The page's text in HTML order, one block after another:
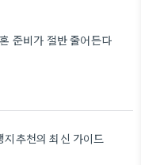
준비가 절반 줄어든다
추천의 최신 가이드